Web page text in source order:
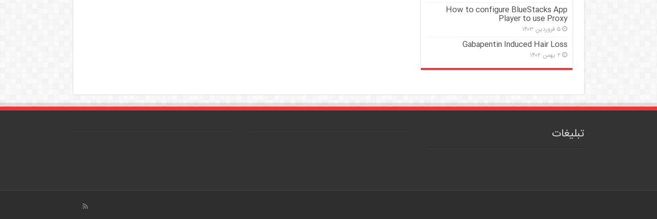
How to configure BlueStacks App
Player to use Proxy
۵ فروردین ۱۴۰۳
Gabapentin Induced Hair Loss
۲ بهمن ۱۴۰۲
تبلیغات